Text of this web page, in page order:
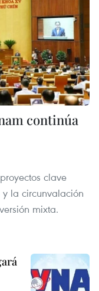
continúa
clave
la circunvalación
mixta.